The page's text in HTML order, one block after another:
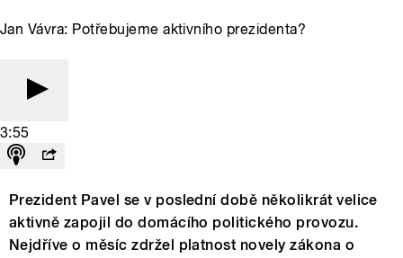
Jan Vávra: Potřebujeme aktivního prezidenta?
3:55
Prezident Pavel se v poslední době několikrát velice
aktivně zapojil do domácího politického provozu.
Nejdříve o měsíc zdržel platnost novely zákona o